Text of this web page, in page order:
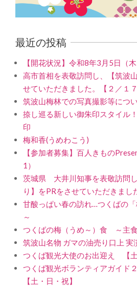
最近の投稿
【開花状況】令和8年3月5日（
高市首相を表敬訪問し、【筑波
せていただきました。【２／１７
筑波山梅林での写真撮影等につ
捺し巡る新しい御朱印スタイル
印
梅和香(うめわこう)
【参加者募集】百人きもの
1）
茨城県 大井川知事を表敬訪問
り】をPRをさせていただきまし
甘酸っぱい春の訪れ…つくばの
～
つくばの梅（うめ～）食 ～主
筑波山名物 ガマの油売り口上 実
つくば観光大使のお出迎え 【土
つくば観光ボランティアガイド
【土・日・祝】